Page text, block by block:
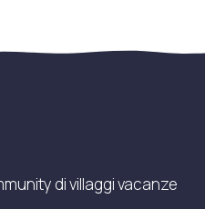
di villaggi vacanze